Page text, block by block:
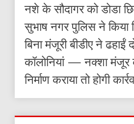
नशे के सौदागर को डोडा
सुभाष नगर पुलिस ने किया
बिना मंजूरी बीडीए ने ढहाईं
कॉलोनियां — नक्शा मंजूर
निर्माण कराया तो होगी